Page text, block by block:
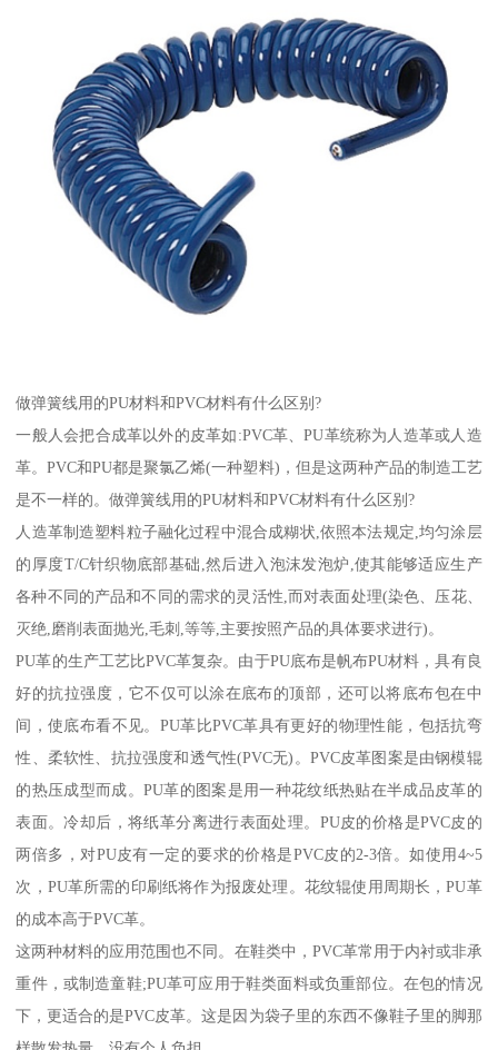
做弹簧线用的PU材料和PVC材料有什么区别?
一般人会把合成革以外的皮革如:PVC革、PU革统称为人造革或人造
革。PVC和PU都是聚氯乙烯(一种塑料)，但是这两种产品的制造工艺
是不一样的。做弹簧线用的PU材料和PVC材料有什么区别?
人造革制造塑料粒子融化过程中混合成糊状,依照本法规定,均匀涂层
的厚度T/C针织物底部基础,然后进入泡沫发泡炉,使其能够适应生产
各种不同的产品和不同的需求的灵活性,而对表面处理(染色、压花、
灭绝,磨削表面抛光,毛刺,等等,主要按照产品的具体要求进行)。
PU革的生产工艺比PVC革复杂。由于PU底布是帆布PU材料，具有良
好的抗拉强度，它不仅可以涂在底布的顶部，还可以将底布包在中
间，使底布看不见。PU革比PVC革具有更好的物理性能，包括抗弯
性、柔软性、抗拉强度和透气性(PVC无)。PVC皮革图案是由钢模辊
的热压成型而成。PU革的图案是用一种花纹纸热贴在半成品皮革的
表面。冷却后，将纸革分离进行表面处理。PU皮的价格是PVC皮的
两倍多，对PU皮有一定的要求的价格是PVC皮的2-3倍。如使用4~5
次，PU革所需的印刷纸将作为报废处理。花纹辊使用周期长，PU革
的成本高于PVC革。
这两种材料的应用范围也不同。在鞋类中，PVC革常用于内衬或非承
重件，或制造童鞋;PU革可应用于鞋类面料或负重部位。在包的情况
下，更适合的是PVC皮革。这是因为袋子里的东西不像鞋子里的脚那